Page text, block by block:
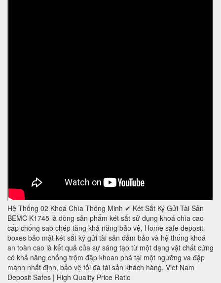
Hệ Thống 02 Khoá Chìa Thông Minh ✔ Két Sắt Ký Gửi Tài Sản
BEMC K1745 là dòng sản phẩm két sắt sử dụng khoá chìa cao
cấp chống sao chép tăng khả năng bảo vệ, Home safe deposit
boxes bảo mật két sắt ký gửi tài sản đảm bảo và hệ thống khoá
an toàn cao là kết quả của sự sáng tạo từ một dạng vật chất cứng
có khả năng chống trộm đập khoan phá tại một ngưỡng va đập
mạnh nhất định, bảo vệ tối đa tài sản khách hàng. Viet Nam
Deposit Safes | High Quality Price Ratio